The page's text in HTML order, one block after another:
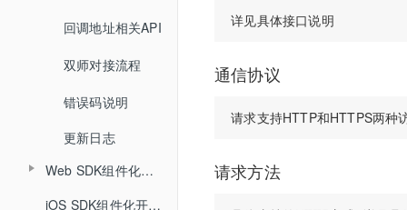
回放重制
切换合流布局
查询直播状态
踢出人员
查询直播场次列表
查询回放观看统计时长
查询头脑风暴信息
创建登录sessionId
说明
视频转码
文档转码
回放
课堂数据统计
THQS说明
直播间通用字段
常见名词
错误码说明
更新日志
回调地址相关API
双师对接流程
错误码说明
更新日志
Web SDK组件化开发指南
Web SDK组件化快速集成文档
iOS SDK组件化开发指南
通信协议
请求方法